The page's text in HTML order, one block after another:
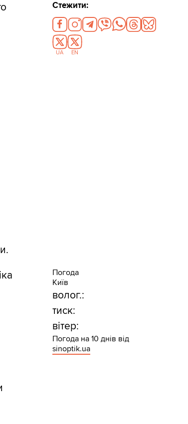
Стежити:
UA EN
Погода
Київ
волог.:
тиск:
вітер:
Погода на 10 днів від
sinoptik.ua